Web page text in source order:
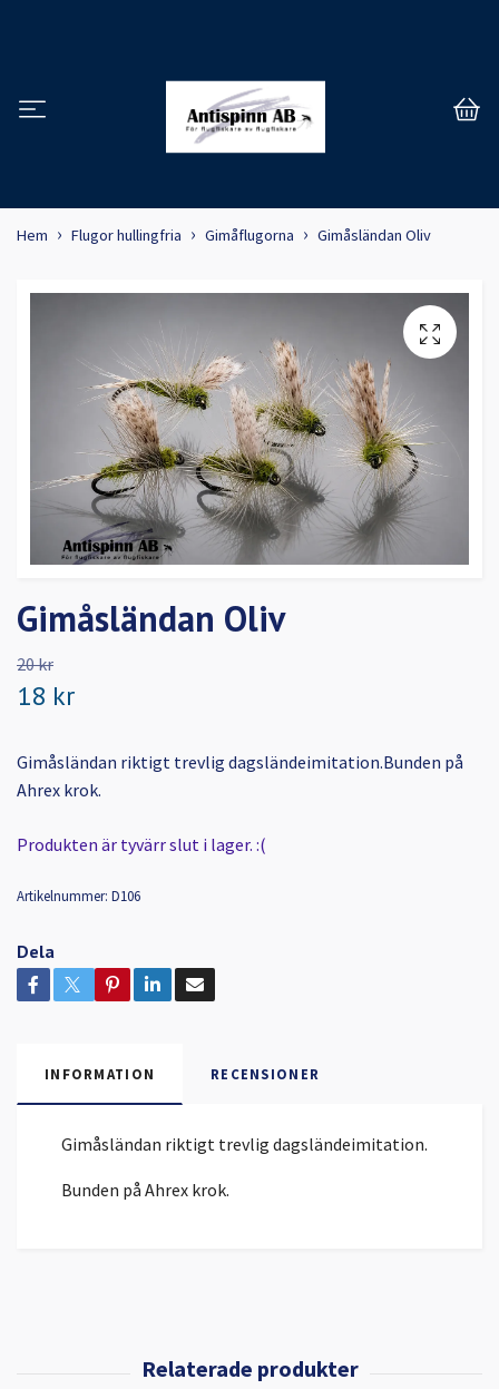
Hem Flugor hullingfria Gimåflugorna Gimåsländan Oliv
Gimåsländan Oliv
20 kr
18 kr
Gimåsländan riktigt trevlig dagsländeimitation.Bunden på
Ahrex krok.
Produkten är tyvärr slut i lager. :(
Artikelnummer: D106
Dela
INFORMATION RECENSIONER
Gimåsländan riktigt trevlig dagsländeimitation.
Bunden på Ahrex krok.